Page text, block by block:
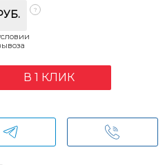
В 1 КЛИК